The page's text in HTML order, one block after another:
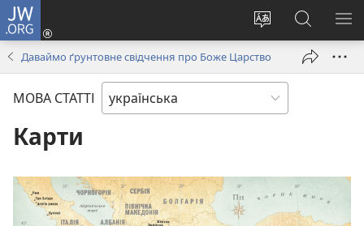
JW.ORG
Змінити
Увійти
(відкривається
новому
вікні)
Пошук
на
сайті
Даваймо ґрунтовне свідчення про Боже Царство
МОВА СТАТТІ
Карти